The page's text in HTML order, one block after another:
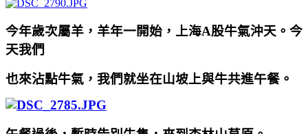
今年歲次屬羊，羊年一開始，上海A股牛氣沖天。今
天我們
也來沾點牛氣，我們就坐在山坡上與牛共進午餐。